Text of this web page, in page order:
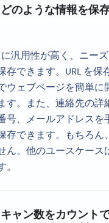
のような情報を保
汎用性が高く、ニー
存できます。URL を保
ウェブページを簡単に
す。また、連絡先の詳
号、メールアドレスを
存できます。もちろん
ん。他のユースケース
ャン数をカウント